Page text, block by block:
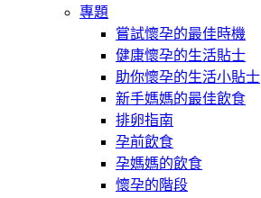
專題
嘗試懷孕的最佳時機
健康懷孕的生活貼士
助你懷孕的生活小貼士
新手媽媽的最佳飲食
排卵指南
孕前飲食
孕媽媽的飲食
懷孕的階段